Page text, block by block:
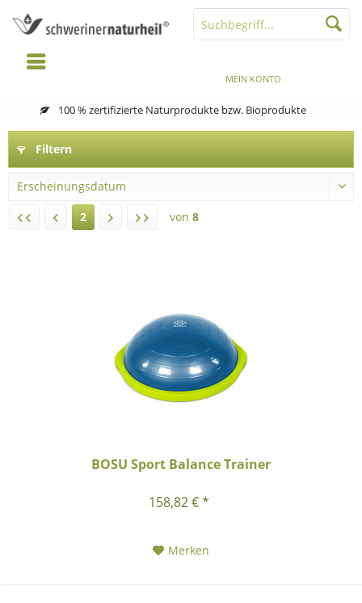
100 % zertifizierte Naturprodukte bzw. Bioprodukte
MEIN KONTO
Filtern
2 von 8
BOSU Sport Balance Trainer
158,82 € *
Merken